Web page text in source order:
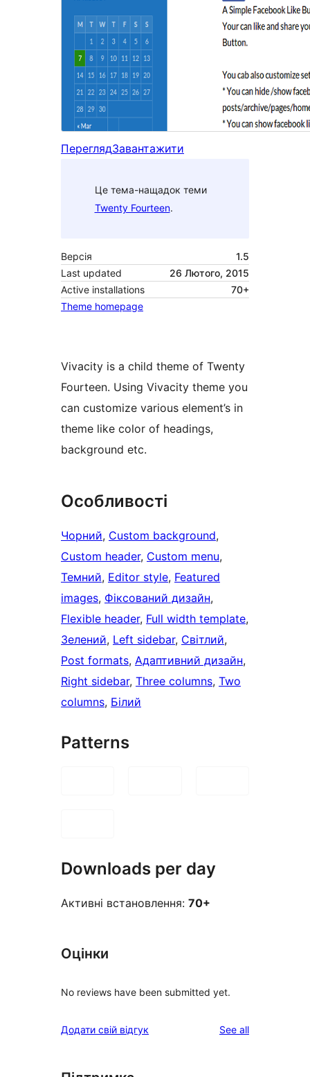
ПереглядЗавантажити
Це тема-нащадок теми
Twenty Fourteen.
Версія
1.5
Last updated
26 Лютого, 2015
Active installations
70+
Theme homepage
Vivacity is a child theme of Twenty
Fourteen. Using Vivacity theme you
can customize various element’s in
theme like color of headings,
background etc.
Особливості
Чорний, Custom background
Custom header, Custom menu
Темний, Editor style, Featured
images, Фіксований дизайн
Flexible header, Full width template
Зелений, Left sidebar, Світлий
Post formats, Адаптивний дизайн
Right sidebar, Three columns, Two
columns, Білий
Patterns
Downloads per day
Активні встановлення: 70+
Оцінки
No reviews have been submitted yet.
Додати свій відгук See allreviews